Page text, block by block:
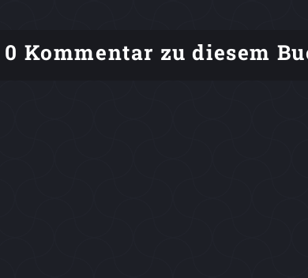
0 Kommentar zu diesem